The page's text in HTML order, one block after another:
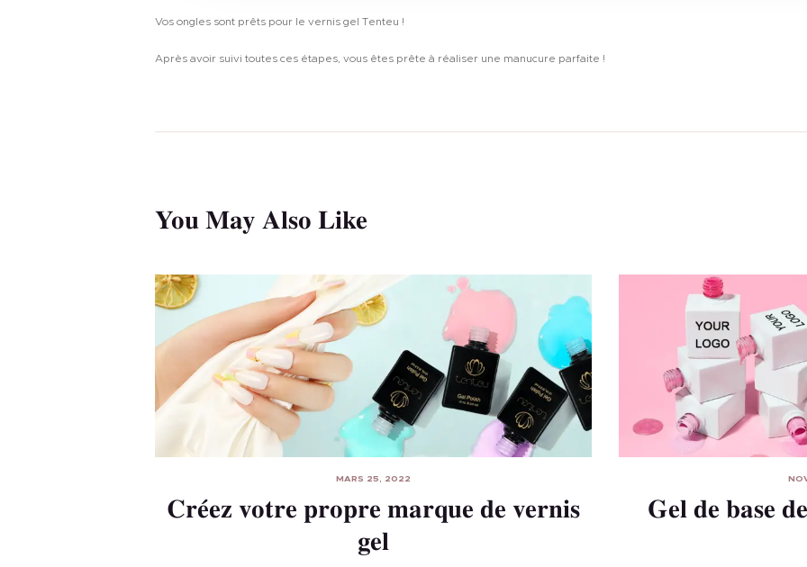
o
Vos ongles sont prêts pour le vernis gel Tenteu !
Après avoir suivi toutes ces étapes, vous êtes prête à réaliser une manucure parfaite !
You May Also Like
MARS 25, 2022
Créez votre propre marque de vernis
gel
Gel de base